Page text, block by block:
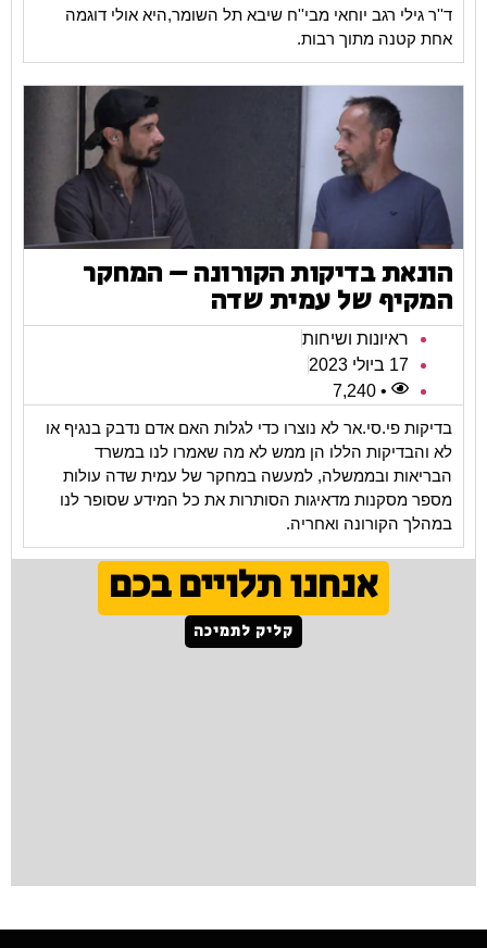
ד''ר גילי רגב יוחאי מבי''ח שיבא תל השומר,היא אולי דוגמה
אחת קטנה מתוך רבות.
הונאת בדיקות הקורונה – המחקר
המקיף של עמית שדה
ראיונות ושיחות
17 ביולי 2023
• 7,240
בדיקות פי.סי.אר לא נוצרו כדי לגלות האם אדם נדבק בנגיף או
לא והבדיקות הללו הן ממש לא מה שאמרו לנו במשרד
הבריאות ובממשלה, למעשה במחקר של עמית שדה עולות
מספר מסקנות מדאיגות הסותרות את כל המידע שסופר לנו
במהלך הקורונה ואחריה.
אנחנו תלויים בכם
קליק לתמיכה